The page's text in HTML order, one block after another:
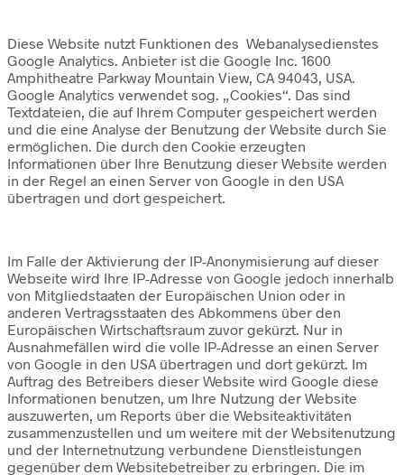
Diese Website nutzt Funktionen des Webanalysedienstes
Google Analytics. Anbieter ist die Google Inc. 1600
Amphitheatre Parkway Mountain View, CA 94043, USA.
Google Analytics verwendet sog. „Cookies“. Das sind
Textdateien, die auf Ihrem Computer gespeichert werden
und die eine Analyse der Benutzung der Website durch Sie
ermöglichen. Die durch den Cookie erzeugten
Informationen über Ihre Benutzung dieser Website werden
in der Regel an einen Server von Google in den USA
übertragen und dort gespeichert.
Im Falle der Aktivierung der IP-Anonymisierung auf dieser
Webseite wird Ihre IP-Adresse von Google jedoch innerhalb
von Mitgliedstaaten der Europäischen Union oder in
anderen Vertragsstaaten des Abkommens über den
Europäischen Wirtschaftsraum zuvor gekürzt. Nur in
Ausnahmefällen wird die volle IP-Adresse an einen Server
von Google in den USA übertragen und dort gekürzt. Im
Auftrag des Betreibers dieser Website wird Google diese
Informationen benutzen, um Ihre Nutzung der Website
auszuwerten, um Reports über die Websiteaktivitäten
zusammenzustellen und um weitere mit der Websitenutzung
und der Internetnutzung verbundene Dienstleistungen
gegenüber dem Websitebetreiber zu erbringen. Die im